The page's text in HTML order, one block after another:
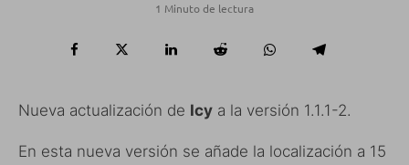
1 Minuto de lectura
Nueva actualización de Icy a la versión 1.1.1-2.
En esta nueva versión se añade la localización a 15